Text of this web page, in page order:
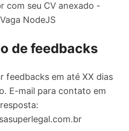
com seu CV anexado -
NodeJS
de feedbacks
feedbacks em até XX dias
E-mail para contato em